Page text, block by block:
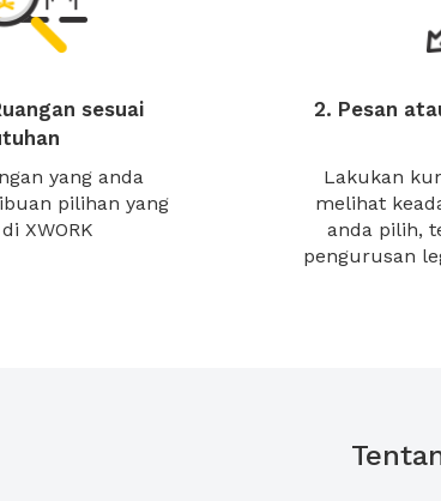
sesuai
yang anda
pilihan yang
XWORK
2. Pesan
Lakukan
melihat
anda pilih,
pengurusan